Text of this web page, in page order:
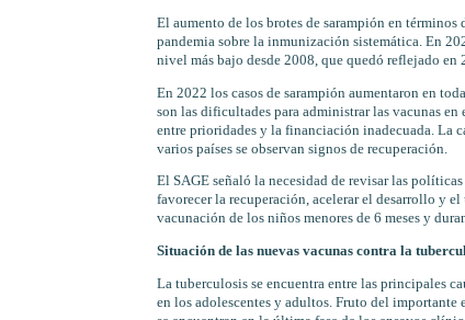
El aumento de los brotes de sarampión en
pandemia sobre la inmunización sistemática. En
nivel más bajo desde 2008, que quedó reflejado en
En 2022 los casos de sarampión aumentaron en
son las dificultades para administrar las vacunas
entre prioridades y la financiación inadecuada. La
varios países se observan signos de recuperación.
El SAGE señaló la necesidad de revisar las
favorecer la recuperación, acelerar el desarrollo y
vacunación de los niños menores de 6 meses y
Situación de las nuevas vacunas contra la
La tuberculosis se encuentra entre las principales
en los adolescentes y adultos. Fruto del importante